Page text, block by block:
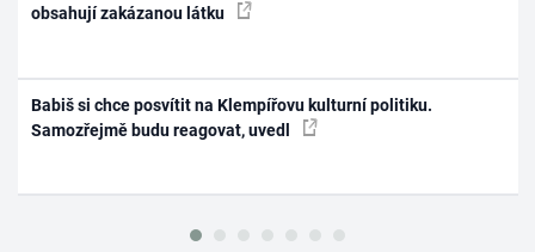
obsahují zakázanou látku
Babiš si chce posvítit na Klempířovu kulturní politiku.
Samozřejmě budu reagovat, uvedl